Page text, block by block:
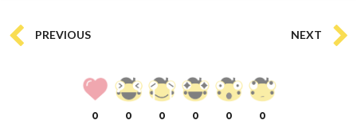
PREVIOUS NEXT
0 0 0 0 0 0